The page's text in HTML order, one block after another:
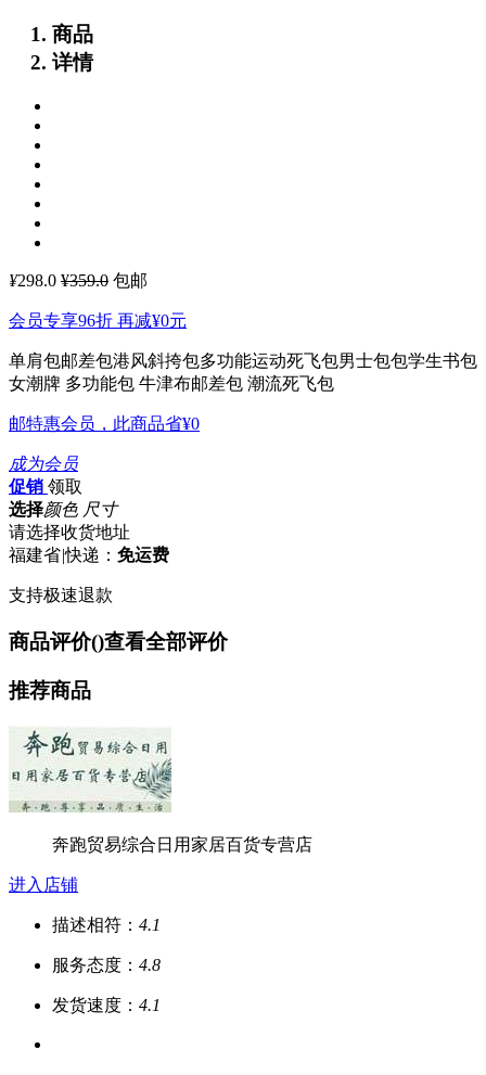
商品
详情
¥298.0 ¥359.0 包邮
会员专享96折 再减¥0元
单肩包邮差包港风斜挎包多功能运动死飞包男士包包学生书包
女潮牌 多功能包 牛津布邮差包 潮流死飞包
邮特惠会员，此商品省¥0
成为会员
促销 领取
选择颜色 尺寸
请选择收货地址
福建省|快递： 免运费
支持极速退款
商品评价()查看全部评价
推荐商品
奔跑贸易综合日用家居百货专营店
进入店铺
描述相符： 4.1
服务态度： 4.8
发货速度： 4.1